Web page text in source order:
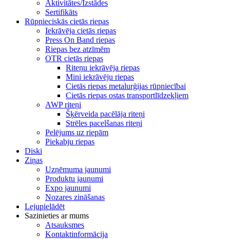
Aktivitātes/Izstādes
Sertifikāts
Rūpnieciskās cietās riepas
Iekrāvēja cietās riepas
Press On Band riepas
Riepas bez atzīmēm
OTR cietās riepas
Riteņu iekrāvēja riepas
Mini iekrāvēju riepas
Cietās riepas metalurģijas rūpniecībai
Cietās riepas ostas transportlīdzekļiem
AWP riteņi
Šķērveida pacēlāja riteņi
Strēles pacelšanas riteņi
Pelējums uz riepām
Piekabju riepas
Diski
Ziņas
Uzņēmuma jaunumi
Produktu jaunumi
Expo jaunumi
Nozares zināšanas
Lejupielādēt
Sazinieties ar mums
Atsauksmes
Kontaktinformācija